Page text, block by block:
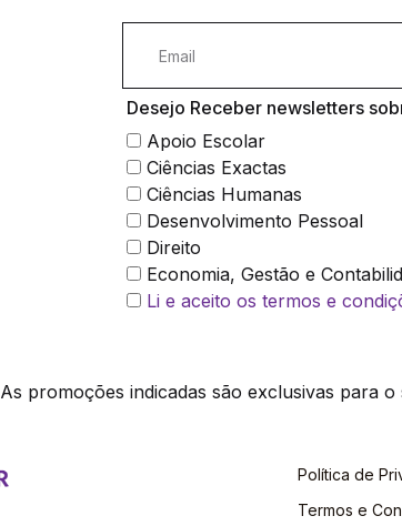
Desejo Receber newsletters
Apoio Escolar
Ciências Exactas
Ciências Humanas
Desenvolvimento Pessoal
Direito
Economia, Gestão e
Li e aceito os termos e
As promoções indicadas são exclusivas para
Política de
Termos e